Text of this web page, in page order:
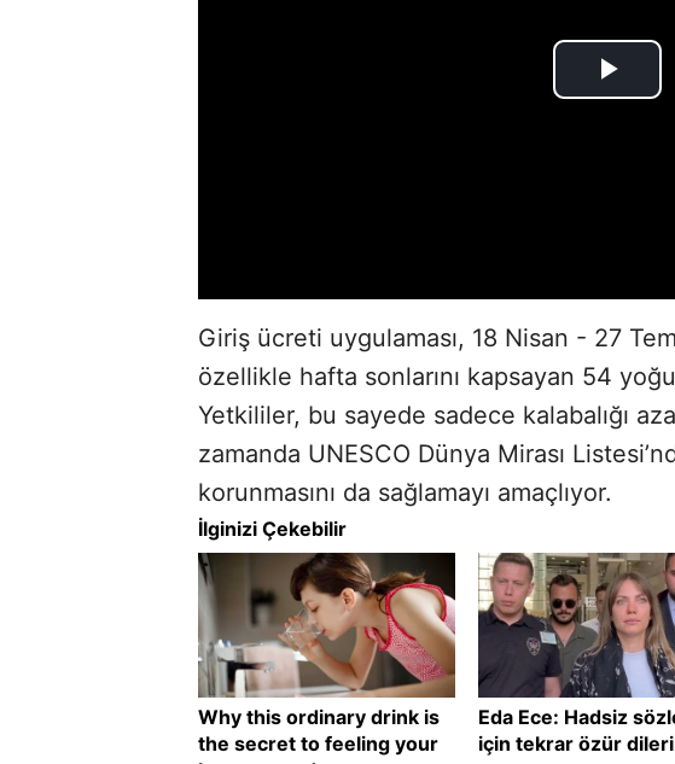
Giriş ücreti uygulaması, 18 Nisan - 27
özellikle hafta sonlarını kapsayan 54
Yetkililer, bu sayede sadece kalabalığı
zamanda UNESCO Dünya Mirası
korunmasını da sağlamayı amaçlıyor.